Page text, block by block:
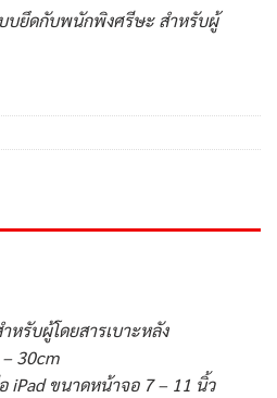
บยึดกับพนักพิงศรีษะ สำหรับผู้
รับผู้โดยสารเบาะหลัง
30cm
iPad ขนาดหน้าจอ 7 – 11 นิ้ว